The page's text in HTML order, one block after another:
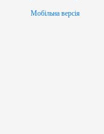
Мобільна версія